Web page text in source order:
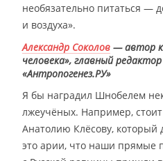
необязательно питаться —
и воздуха».
Александр Соколов — автор
человека», главный
«Антропогенез.РУ»
Я бы наградил Шнобелем
лжеучёных. Например,
Анатолию Клёсову, который
это арии, что наши прямые